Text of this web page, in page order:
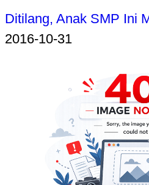
Ditilang, Anak SMP Ini
2016-10-31